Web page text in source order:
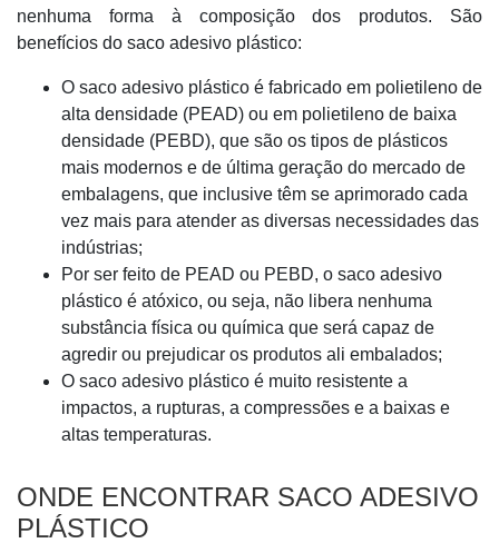
nenhuma forma à composição dos produtos. São
benefícios do saco adesivo plástico:
O saco adesivo plástico é fabricado em polietileno de
alta densidade (PEAD) ou em polietileno de baixa
densidade (PEBD), que são os tipos de plásticos
mais modernos e de última geração do mercado de
embalagens, que inclusive têm se aprimorado cada
vez mais para atender as diversas necessidades das
indústrias;
Por ser feito de PEAD ou PEBD, o saco adesivo
plástico é atóxico, ou seja, não libera nenhuma
substância física ou química que será capaz de
agredir ou prejudicar os produtos ali embalados;
O saco adesivo plástico é muito resistente a
impactos, a rupturas, a compressões e a baixas e
altas temperaturas.
ONDE ENCONTRAR SACO ADESIVO
PLÁSTICO